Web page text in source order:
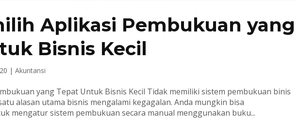
Aplikasi Pembukuan yang
Bisnis Kecil
|Akuntansi
yang Tepat Untuk Bisnis Kecil Tidak memiliki sistem pembukuan binis
alasan utama bisnis mengalami kegagalan. Anda mungkin bisa
mengatur sistem pembukuan secara manual menggunakan buku...